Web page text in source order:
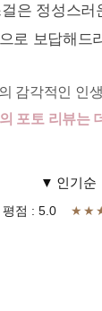
은 정성스러
으로 보답해드
감각적인 인
포토 리뷰는
▼ 인기순
평점 : 5.0